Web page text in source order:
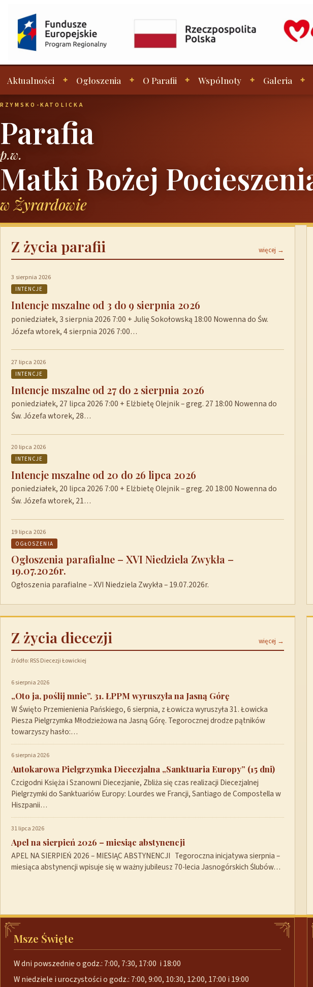
Aktualności Ogłoszenia O Parafii Wspólnoty Galeria
RZYMSKO-KATOLICKA
Parafia
p.w.
Matki Bożej
w Żyrardowie
Z życia parafii więcej →
3 sierpnia 2026
INTENCJE
Intencje mszalne od 3 do 9 sierpnia 2026
poniedziałek, 3 sierpnia 2026 7:00 + Julię Sokołowską 18:00 Nowenna do Św.
Józefa wtorek, 4 sierpnia 2026 7:00…
27 lipca 2026
INTENCJE
Intencje mszalne od 27 do 2 sierpnia 2026
poniedziałek, 27 lipca 2026 7:00 + Elżbietę Olejnik – greg. 27 18:00 Nowenna do
Św. Józefa wtorek, 28…
20 lipca 2026
INTENCJE
Intencje mszalne od 20 do 26 lipca 2026
poniedziałek, 20 lipca 2026 7:00 + Elżbietę Olejnik – greg. 20 18:00 Nowenna do
Św. Józefa wtorek, 21…
19 lipca 2026
OGŁOSZENIA
Ogłoszenia parafialne – XVI Niedziela Zwykła –
19.07.2026r.
Ogłoszenia parafialne – XVI Niedziela Zwykła – 19.07.2026r.
Z życia diecezji więcej →
źródło: RSS Diecezji Łowickiej
6 sierpnia 2026
„Oto ja, poślij mnie”. 31. ŁPPM wyruszyła na Jasną Górę
W Święto Przemienienia Pańskiego, 6 sierpnia, z Łowicza wyruszyła 31. Łowicka
Piesza Pielgrzymka Młodzieżowa na Jasną Górę. Tegorocznej drodze pątników
towarzyszy hasło:…
6 sierpnia 2026
Autokarowa Pielgrzymka Diecezjalna „Sanktuaria Europy” (15 dni)
Czcigodni Księża i Szanowni Diecezjanie, Zbliża się czas realizacji Diecezjalnej
Pielgrzymki do Sanktuariów Europy: Lourdes we Francji, Santiago de Compostella w
Hiszpanii…
31 lipca 2026
Apel na sierpień 2026 – miesiąc abstynencji
APEL NA SIERPIEŃ 2026 – MIESIĄC ABSTYNENCJI Tegoroczna inicjatywa sierpnia –
miesiąca abstynencji wpisuje się w ważny jubileusz 70-lecia Jasnogórskich Ślubów…
Msze Święte
W dni powszednie o godz.: 7:00, 7:30, 17:00 i 18:00
W niedziele i uroczystości o godz.: 7:00, 9:00, 10:30, 12:00, 17:00 i 19:00